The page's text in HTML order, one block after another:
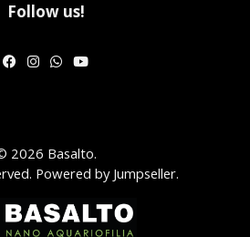
Follow us!
2026 Basalto.
Powered by Jumpseller.